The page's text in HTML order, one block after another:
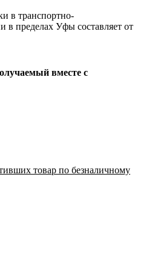
в транспортно-
в пределах Уфы составляет от
вместе с
товар по безналичному